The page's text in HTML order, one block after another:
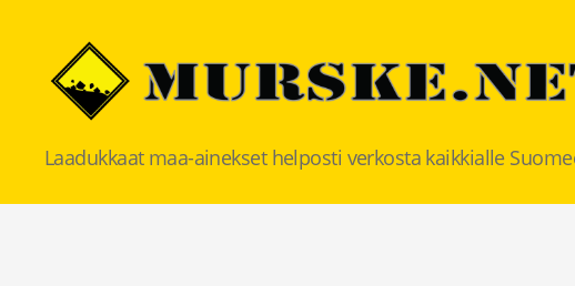
Laadukkaat maa-ainekset helposti verkosta kaikkialle